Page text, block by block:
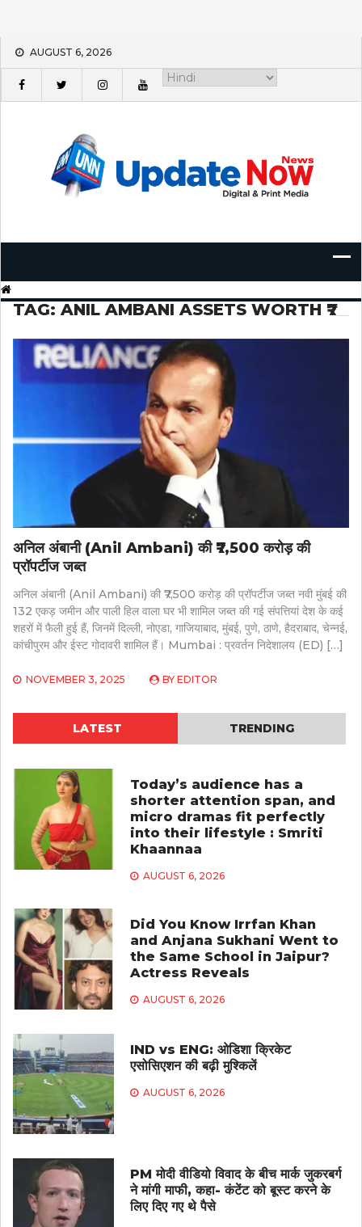
Skip
content
AUGUST 6, 2026
TAG: ANIL AMBANI ASSETS WORTH ₹7
अनिल अंबानी (Anil Ambani) की ₹7,500 करोड़ की
प्रॉपर्टीज जब्त
अनिल अंबानी (Anil Ambani) की ₹7,500 करोड़ की प्रॉपर्टीज जब्त नवी मुंबई की
132 एकड़ जमीन और पाली हिल वाला घर भी शामिल जब्त की गई संपत्तियां देश के कई
शहरों में फैली हुई हैं, जिनमें दिल्ली, नोएडा, गाजियाबाद, मुंबई, पुणे, ठाणे, हैदराबाद, चेन्नई,
कांचीपुरम और ईस्ट गोदावरी शामिल हैं। Mumbai : प्रवर्तन निदेशालय (ED) […]
NOVEMBER 3, 2025 BY EDITOR
LATEST TRENDING
Today’s audience has a
shorter attention span, and
micro dramas fit perfectly
into their lifestyle : Smriti
Khaannaa
AUGUST 6, 2026
Did You Know Irrfan Khan
and Anjana Sukhani Went to
the Same School in Jaipur?
Actress Reveals
AUGUST 6, 2026
IND vs ENG: ओडिशा क्रिकेट
एसोसिएशन की बढ़ी मुश्किलें
AUGUST 6, 2026
PM मोदी वीडियो विवाद के बीच मार्क जुकरबर्ग
ने मांगी माफी, कहा- कंटेंट को बूस्ट करने के
लिए दिए गए थे पैसे